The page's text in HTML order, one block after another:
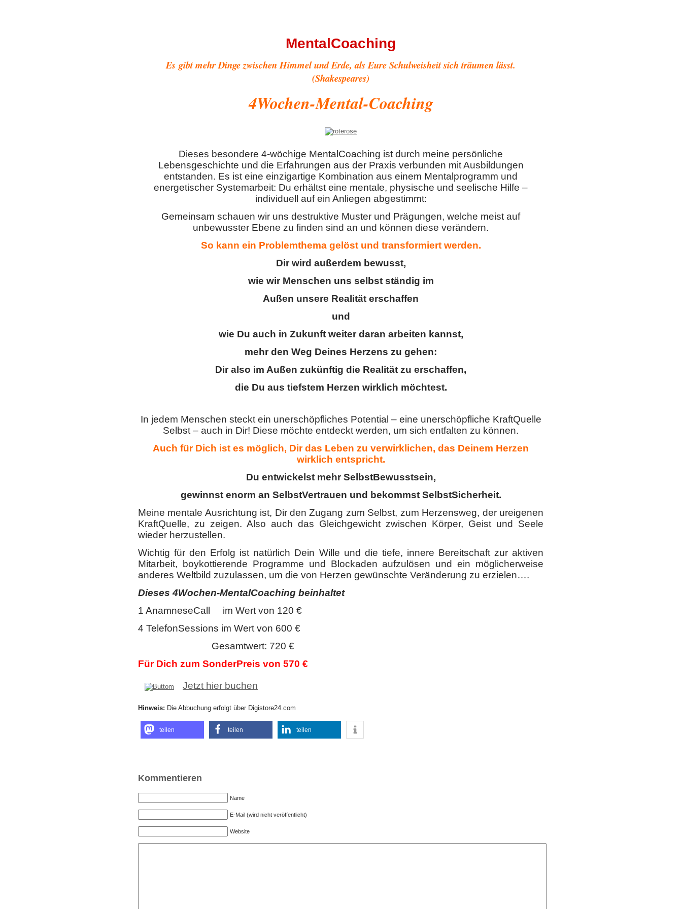
MentalCoaching
Es gibt mehr Dinge zwischen Himmel und Erde, als Eure Schulweisheit sich träumen lässt.
(Shakespeares)
4Wochen-Mental-Coaching
Dieses besondere 4-wöchige MentalCoaching ist durch meine persönliche
Lebensgeschichte und die Erfahrungen aus der Praxis verbunden mit Ausbildungen
entstanden. Es ist eine einzigartige Kombination aus einem Mentalprogramm und
energetischer Systemarbeit: Du erhältst eine mentale, physische und seelische Hilfe –
individuell auf ein Anliegen abgestimmt:
Gemeinsam schauen wir uns destruktive Muster und Prägungen, welche meist auf
unbewusster Ebene zu finden sind an und können diese verändern.
So kann ein Problemthema gelöst und transformiert werden.
Dir wird außerdem bewusst,
wie wir Menschen uns selbst ständig im
Außen unsere Realität erschaffen
und
wie Du auch in Zukunft weiter daran arbeiten kannst,
mehr den Weg Deines Herzens zu gehen:
Dir also im Außen zukünftig die Realität zu erschaffen,
die Du aus tiefstem Herzen wirklich möchtest.
In jedem Menschen steckt ein unerschöpfliches Potential – eine unerschöpfliche KraftQuelle
Selbst – auch in Dir! Diese möchte entdeckt werden, um sich entfalten zu können.
Auch für Dich ist es möglich, Dir das Leben zu verwirklichen, das Deinem Herzen
wirklich entspricht.
Du entwickelst mehr SelbstBewusstsein,
gewinnst enorm an SelbstVertrauen und bekommst SelbstSicherheit.
Meine mentale Ausrichtung ist, Dir den Zugang zum Selbst, zum Herzensweg, der ureigenen
KraftQuelle, zu zeigen. Also auch das Gleichgewicht zwischen Körper, Geist und Seele
wieder herzustellen.
Wichtig für den Erfolg ist natürlich Dein Wille und die tiefe, innere Bereitschaft zur aktiven
Mitarbeit, boykottierende Programme und Blockaden aufzulösen und ein möglicherweise
anderes Weltbild zuzulassen, um die von Herzen gewünschte Veränderung zu erzielen….
Dieses 4Wochen-MentalCoaching beinhaltet
1 AnamneseCall im Wert von 120 €
4 TelefonSessions im Wert von 600 €
Gesamtwert: 720 €
Für Dich zum SonderPreis von 570 €
Jetzt hier buchen
Hinweis: Die Abbuchung erfolgt über Digistore24.com
teilen teilen teilen
Kommentieren
Name
E-Mail (wird nicht veröffentlicht)
Website